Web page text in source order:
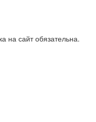
на сайт обязательна.